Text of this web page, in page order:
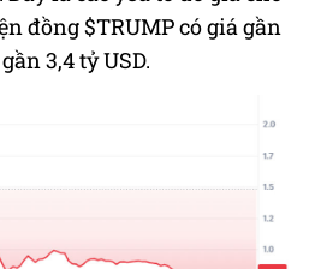
đồng $TRUMP có giá gần
3,4 tỷ USD.